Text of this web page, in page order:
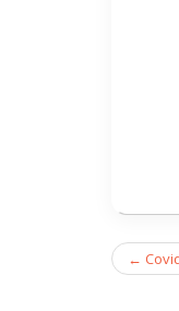
Post
←